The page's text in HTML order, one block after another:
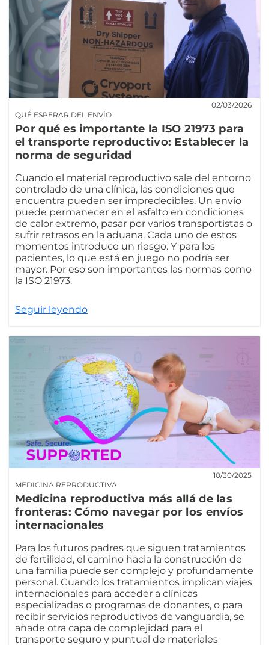
QUÉ ESPERAR DEL ENVÍO
02/03/2026
Por qué es importante la ISO 21973 para
el transporte reproductivo: Establecer la
norma de seguridad
Cuando el material reproductivo sale del entorno
controlado de una clínica, las condiciones que
encuentra pueden ser impredecibles. Un envío
puede permanecer en el asfalto en condiciones
de calor extremo, pasar por varios transportistas o
sufrir retrasos en la aduana. Cada uno de estos
momentos introduce un riesgo. Y para los
pacientes, lo que está en juego no podría ser
mayor. Por eso son importantes las normas como
la ISO 21973.
Seguir leyendo
MEDICINA REPRODUCTIVA
10/30/2025
Medicina reproductiva más allá de las
fronteras: Cómo navegar por los envíos
internacionales
Para los futuros padres que siguen tratamientos
de fertilidad, el camino hacia la construcción de
una familia puede ser complejo y profundamente
personal. Cuando los tratamientos implican viajes
internacionales para acceder a clínicas
especializadas o programas de donantes, o para
recibir servicios reproductivos de vanguardia, se
añade otra capa de complejidad para el
transporte seguro y puntual de materiales